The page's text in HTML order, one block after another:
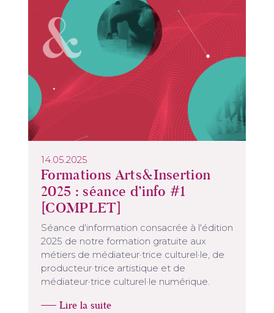
14.05.2025
Formations Arts&Insertion
2025 : séance d’info #1
[COMPLET]
Séance d'information consacrée à l'édition
2025 de notre formation gratuite aux
métiers de médiateur·trice culturel·le, de
producteur·trice artistique et de
médiateur·trice culturel·le numérique.
Lire la suite